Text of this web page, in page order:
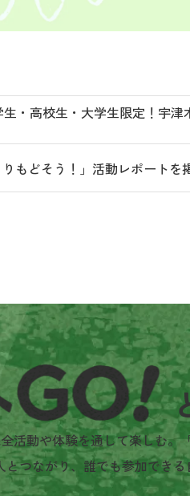
・高校生・大学生限定！宇
もどそう！」活動レポートを
活動や体験を通して楽しむ。
つながり、誰でも参加でき